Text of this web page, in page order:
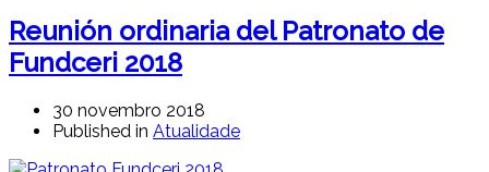
Reunión ordinaria del Patronato de
Fundceri 2018
30 novembro 2018
Published in Atualidade